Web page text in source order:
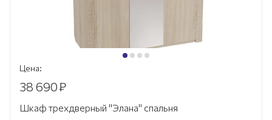
Цена:
38 690₽
Шкаф трехдверный "Элана" спальня